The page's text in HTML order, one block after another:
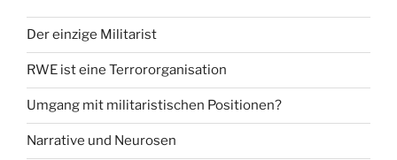
Der einzige Militarist
RWE ist eine Terrororganisation
Umgang mit militaristischen Positionen?
Narrative und Neurosen